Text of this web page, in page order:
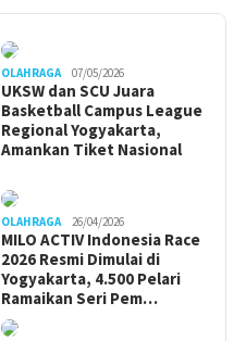
OLAHRAGA 07/05/2026
UKSW dan SCU Juara
Basketball Campus League
Regional Yogyakarta,
Amankan Tiket Nasional
OLAHRAGA 26/04/2026
MILO ACTIV Indonesia Race
2026 Resmi Dimulai di
Yogyakarta, 4.500 Pelari
Ramaikan Seri Pem…